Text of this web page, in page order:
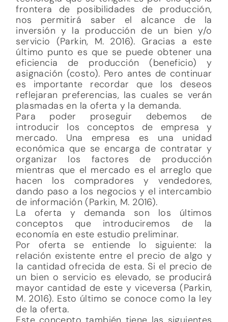
plasmadas en la oferta y la demanda.
Para poder proseguir debemos de
introducir los conceptos de empresa y
mercado. Una empresa es una unidad
económica que se encarga de contratar y
organizar los factores de producción
mientras que el mercado es el arreglo que
hacen los compradores y vendedores,
dando paso a los negocios y el intercambio
de información (Parkin, M. 2016).
La oferta y demanda son los últimos
conceptos que introduciremos de la
economía en este estudio preliminar.
Por oferta se entiende lo siguiente: la
relación existente entre el precio de algo y
la cantidad ofrecida de esta. Si el precio de
un bien o servicio es elevado, se producirá
mayor cantidad de este y viceversa (Parkin,
M. 2016). Esto último se conoce como la ley
de la oferta.
Este concepto también tiene las siguientes
variables:
Los recursos empleados para la
producción de un bien y/o servicio
Que aquello que se oferta para vender
pueda cubrir el costo de producción y
genere ganancia
El precio de bien/servicios, al igual que